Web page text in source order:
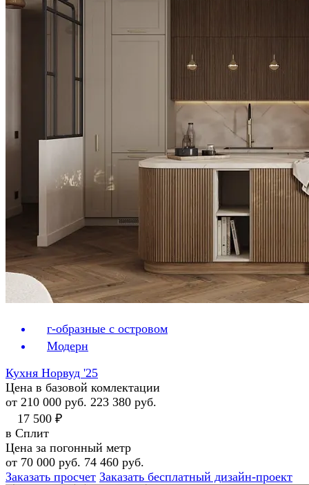
г-образные с островом
Модерн
Кухня Норвуд '25
Цена в базовой комлектации
от 210 000 руб. 223 380 руб.
17 500 ₽
в Сплит
Цена за погонный метр
от 70 000 руб. 74 460 руб.
Заказать просчет Заказать бесплатный дизайн-проект